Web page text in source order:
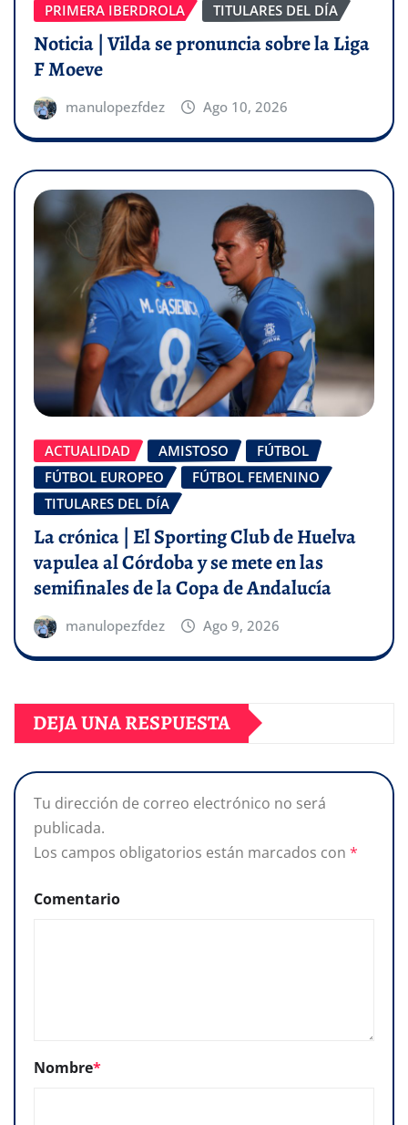
PRIMERA IBERDROLA
TITULARES DEL DÍA
Noticia | Vilda se pronuncia sobre la Liga
F Moeve
manulopezfdez Ago 10, 2026
ACTUALIDAD AMISTOSO
FÚTBOL
FÚTBOL EUROPEO
FÚTBOL FEMENINO
TITULARES DEL DÍA
La crónica | El Sporting Club de Huelva
vapulea al Córdoba y se mete en las
semifinales de la Copa de Andalucía
manulopezfdez Ago 9, 2026
DEJA UNA RESPUESTA
Tu dirección de correo electrónico no será
publicada.
Los campos obligatorios están marcados con *
Comentario
Nombre*